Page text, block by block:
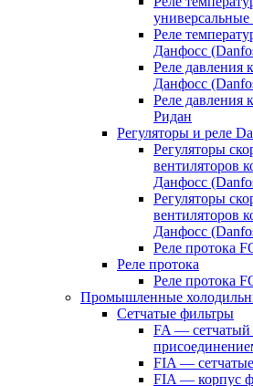
Реле
Данфосс
Реле давления
Данфосс
Реле давления
Ридан
Регуляторы и реле
Регуляторы
вентиляторов
Данфосс
Регуляторы
вентиляторов
Данфосс
Реле протока
Реле протока
Реле протока
Промышленные
Сетчатые фильтры
FA —
FIA —
FIA — корпус